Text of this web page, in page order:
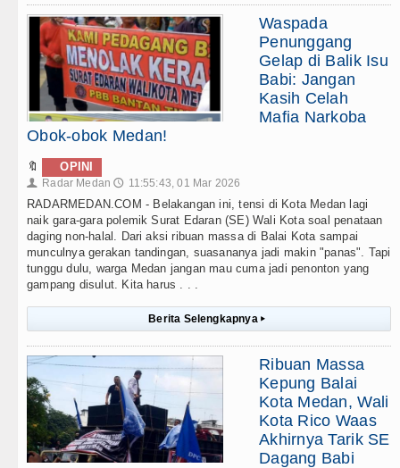
Waspada
Penunggang
Gelap di Balik Isu
Babi: Jangan
Kasih Celah
Mafia Narkoba
Obok-obok Medan!
🔖 OPINI
👤 Radar Medan 🕔 11:55:43, 01 Mar 2026
RADARMEDAN.COM - Belakangan ini, tensi di Kota Medan lagi
naik gara-gara polemik Surat Edaran (SE) Wali Kota soal penataan
daging non-halal. Dari aksi ribuan massa di Balai Kota sampai
munculnya gerakan tandingan, suasananya jadi makin "panas". Tapi
tunggu dulu, warga Medan jangan mau cuma jadi penonton yang
gampang disulut. Kita harus . . .
Berita Selengkapnya ▸
Ribuan Massa
Kepung Balai
Kota Medan, Wali
Kota Rico Waas
Akhirnya Tarik SE
Dagang Babi